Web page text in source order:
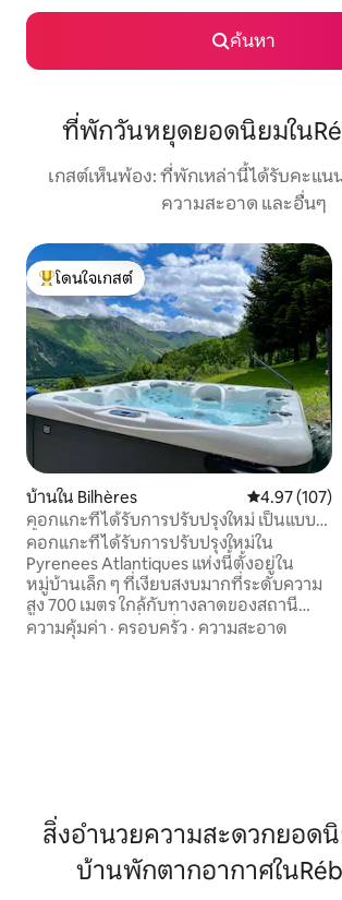
ค้นหา
ที่พักวันหยุดยอดนิยมใน
เกสต์เห็นพ้อง: ที่พักเหล่านี้ได้รับคะแน
ความสะอาด และอื่นๆ
โดนใจเกสต์ที่สุด
โดนใจเกสต์
บ้านใน Bilhères คะแนนเฉลี่ย
4.97 (107)
คอกแกะที่ได้รับการปรับปรุงใหม่ เป็นแบบ
ชั้นเดียว ในวัลเลดออซู
คอกแกะที่ได้รับการปรับปรุงใหม่ใน
Pyrenees Atlantiques แห่งนี้ตั้งอยู่ใน
หมู่บ้านเล็ก ๆ ที่เงียบสงบมากที่ระดับความ
สูง 700 เมตร ใกล้กับทางลาดของสถานี
Gourette และที่จุดเริ่มต้นของเส้นทางเดิน
ป่า โดยเฉพาะอย่างยิ่งไปยังวงกลมของหิน
ความคุ้มค่า · ครอบครัว · ความสะอาด
สิ่งอำนวยความสะดวกยอด
บ้านพักตากอากาศใน